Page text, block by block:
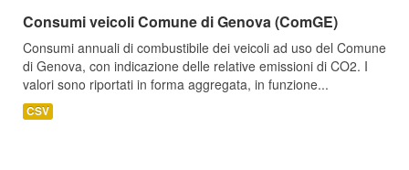
Consumi veicoli Comune di Genova (ComGE)
Consumi annuali di combustibile dei veicoli ad uso del Comune
di Genova, con indicazione delle relative emissioni di CO2. I
valori sono riportati in forma aggregata, in funzione...
CSV